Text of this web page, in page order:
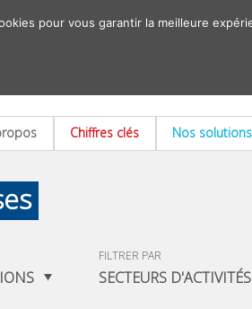
Chiffres clés Nos solutions
FILTRER PAR
SECTEURS D'ACTIVITÉS
pour vous garantir la meilleure